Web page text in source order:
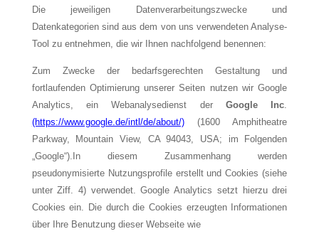
Die jeweiligen Datenverarbeitungszwecke und
Datenkategorien sind aus dem von uns verwendeten Analyse-
Tool zu entnehmen, die wir Ihnen nachfolgend benennen:
Zum Zwecke der bedarfsgerechten Gestaltung und
fortlaufenden Optimierung unserer Seiten nutzen wir Google
Analytics, ein Webanalysedienst der Google Inc.
(https://www.google.de/intl/de/about/)(1600 Amphitheatre
Parkway, Mountain View, CA 94043, USA; im Folgenden
„Google“).In diesem Zusammenhang werden
pseudonymisierte Nutzungsprofile erstellt und Cookies (siehe
unter Ziff. 4) verwendet. Google Analytics setzt hierzu drei
Cookies ein. Die durch die Cookies erzeugten Informationen
über Ihre Benutzung dieser Webseite wie